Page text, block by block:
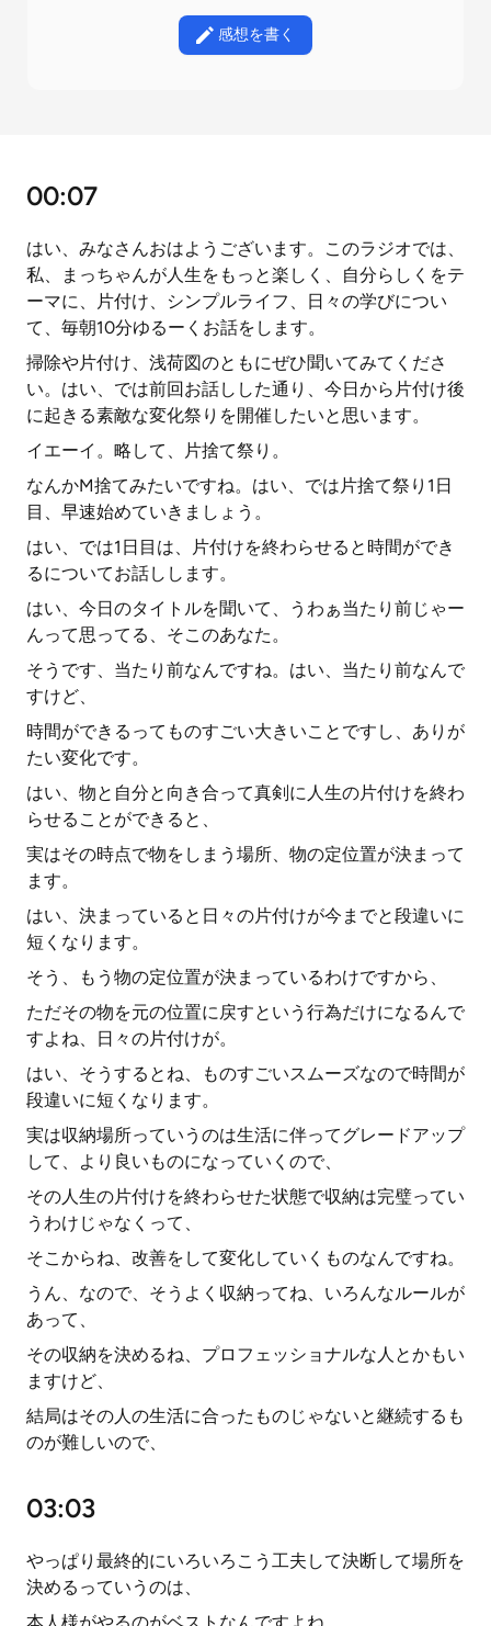
感想を書く
00:07
はい、みなさんおはようございます。このラジオでは、
私、まっちゃんが人生をもっと楽しく、自分らしくをテ
ーマに、片付け、シンプルライフ、日々の学びについ
て、毎朝10分ゆるーくお話をします。
掃除や片付け、浅荷図のともにぜひ聞いてみてくださ
い。はい、では前回お話しした通り、今日から片付け後
に起きる素敵な変化祭りを開催したいと思います。
イエーイ。略して、片捨て祭り。
なんかM捨てみたいですね。はい、では片捨て祭り1日
目、早速始めていきましょう。
はい、では1日目は、片付けを終わらせると時間ができ
るについてお話しします。
はい、今日のタイトルを聞いて、うわぁ当たり前じゃー
んって思ってる、そこのあなた。
そうです、当たり前なんですね。はい、当たり前なんで
すけど、
時間ができるってものすごい大きいことですし、ありが
たい変化です。
はい、物と自分と向き合って真剣に人生の片付けを終わ
らせることができると、
実はその時点で物をしまう場所、物の定位置が決まって
ます。
はい、決まっていると日々の片付けが今までと段違いに
短くなります。
そう、もう物の定位置が決まっているわけですから、
ただその物を元の位置に戻すという行為だけになるんで
すよね、日々の片付けが。
はい、そうするとね、ものすごいスムーズなので時間が
段違いに短くなります。
実は収納場所っていうのは生活に伴ってグレードアップ
して、より良いものになっていくので、
その人生の片付けを終わらせた状態で収納は完璧ってい
うわけじゃなくって、
そこからね、改善をして変化していくものなんですね。
うん、なので、そうよく収納ってね、いろんなルールが
あって、
その収納を決めるね、プロフェッショナルな人とかもい
ますけど、
結局はその人の生活に合ったものじゃないと継続するも
のが難しいので、
03:03
やっぱり最終的にいろいろこう工夫して決断して場所を
決めるっていうのは、